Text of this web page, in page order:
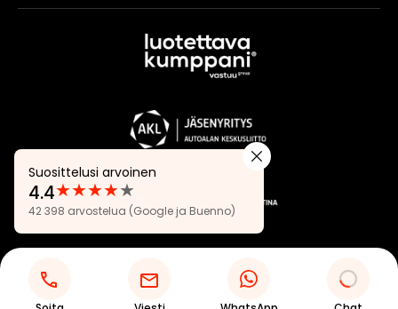
Suosittelusi arvoinen
Arvostelut:
4.4
★★★★★
4.4
42 398 arvostelua (Google ja Buenno)
Tietosuojaseloste Evästeasetukset